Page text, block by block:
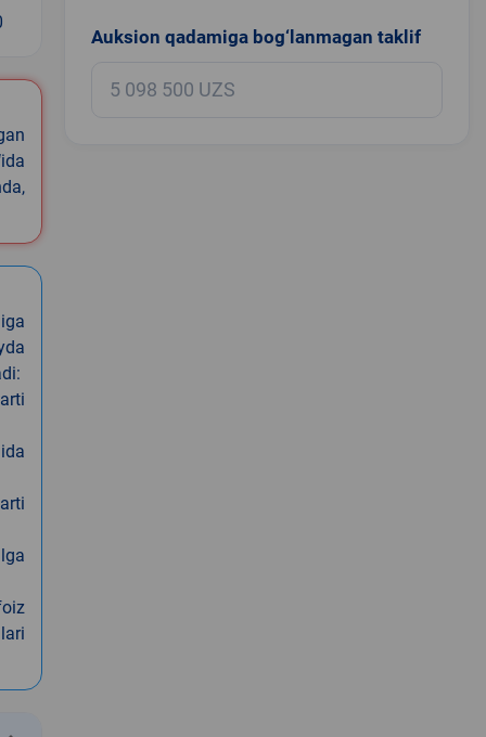
Auksion qadamiga bog‘lanmagan taklif